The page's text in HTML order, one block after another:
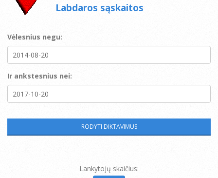
Labdaros sąskaitos
Vėlesnius negu:
Ir ankstesnius nei:
Lankytojų skaičius: